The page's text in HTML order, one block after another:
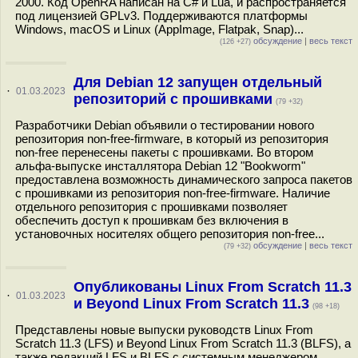
под лицензией GPLv3. Поддерживаются платформы
Windows, macOS и Linux (AppImage, Flatpak, Snap)...
(126 +27) обсуждение | весь текст
· 01.03.2023
Для Debian 12 запущен отдельный
репозиторий с прошивками (79 +32)
Разработчики Debian объявили о тестировании нового
репозитория non-free-firmware, в который из репозитория
non-free перенесены пакеты с прошивками. Во втором
альфа-выпуске инсталлятора Debian 12 "Bookworm"
предоставлена возможность динамического запроса пакетов
с прошивками из репозитория non-free-firmware. Наличие
отдельного репозитория с прошивками позволяет
обеспечить доступ к прошивкам без включения в
установочных носителях общего репозитория non-free...
(79 +32) обсуждение | весь текст
· 01.03.2023
Опубликованы Linux From Scratch 11.3
и Beyond Linux From Scratch 11.3 (98 +18)
Представлены новые выпуски руководств Linux From
Scratch 11.3 (LFS) и Beyond Linux From Scratch 11.3 (BLFS), а